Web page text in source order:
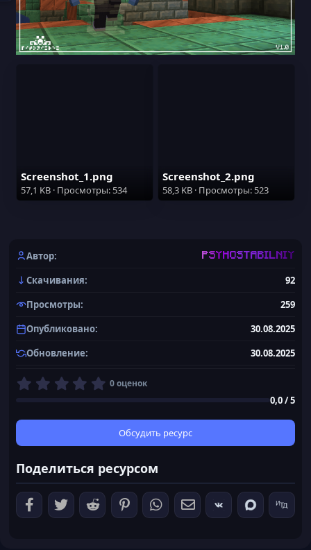
Screenshot_1.png
57,1 KB · Просмотры: 534
Screenshot_2.png
58,3 KB · Просмотры: 523
Автор PSYHOSTABILNIY
Скачивания
92
Просмотры
259
Опубликовано
30.08.2025
Обновление
30.08.2025
0
0
в
ё
з
д
0 оценок
0,0 / 5
Обсудить ресурс
Поделиться ресурсом